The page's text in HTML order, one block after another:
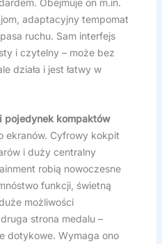
Obejmuje on m.in.
adaptacyjny tempomat
ruchu. Sam interfejs
i czytelny – może bez
działa i jest łatwy w
kompaktów
ekranów. Cyfrowy kokpit
i duży centralny
robią nowoczesne
funkcji, świetną
możliwości
strona medalu –
dotykowe. Wymaga ono